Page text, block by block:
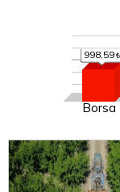
998,59
Borsa